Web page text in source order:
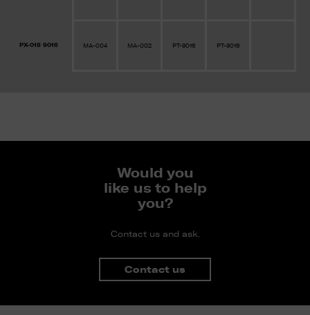
PX-018 9016 MA-004 MA-002 PT-9016 PT-9016
Would you
like us to help
you?
Contact us and ask.
Contact us